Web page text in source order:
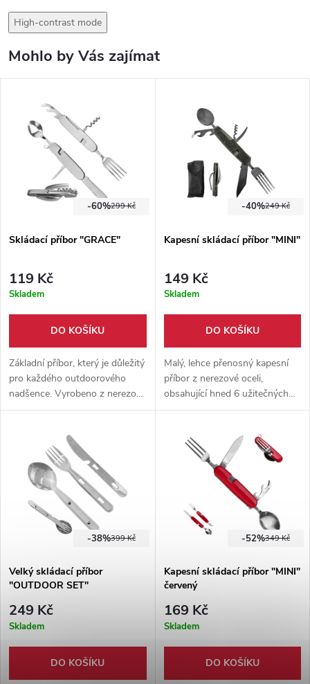
High-contrast mode
Mohlo by Vás zajímat
299 Kč
-60%
Skládací příbor "GRACE"
119 Kč
Skladem
DO KOŠÍKU
Základní příbor, který je důležitý
pro každého outdoorového
nadšence. Vyrobeno z nerezové
oceli, vhodné do každého
249 Kč
-40%
Kapesní skládací příbor "MINI"
149 Kč
Skladem
DO KOŠÍKU
Malý, lehce přenosný kapesní
příbor z nerezové oceli,
obsahující hned 6 užitečných
nástrojů ke stolování. Vše
pouzdře.
399 Kč
-38%
Velký skládací příbor
"OUTDOOR SET"
249 Kč
Skladem
DO KOŠÍKU
349 Kč
-52%
Kapesní skládací příbor "MINI"
červený
169 Kč
Skladem
DO KOŠÍKU